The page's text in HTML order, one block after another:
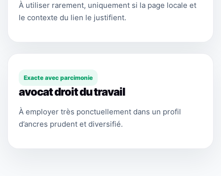
À utiliser rarement, uniquement si la page locale et
le contexte du lien le justifient.
Exacte avec parcimonie
avocat droit du travail
À employer très ponctuellement dans un profil
d’ancres prudent et diversifié.